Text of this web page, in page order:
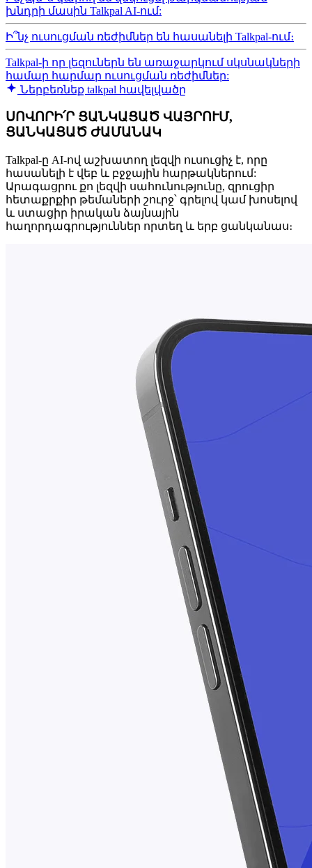
խնդրի մասին Talkpal AI-ում:
Ի՞նչ ուսուցման ռեժիմներ են հասանելի Talkpal-ում։
Talkpal-ի որ լեզուներն են առաջարկում սկսնակների
համար հարմար ուսուցման ռեժիմներ:
Ներբեռնեք talkpal հավելվածը
ՍՈՎՈՐԻ՛Ր ՑԱՆԿԱՑԱԾ ՎԱՅՐՈՒՄ,
ՑԱՆԿԱՑԱԾ ԺԱՄԱՆԱԿ
Talkpal-ը AI-ով աշխատող լեզվի ուսուցիչ է, որը
հասանելի է վեբ և բջջային հարթակներում:
Արագացրու քո լեզվի սահունությունը, զրուցիր
հետաքրքիր թեմաների շուրջ՝ գրելով կամ խոսելով
և ստացիր իրական ձայնային
հաղորդագրություններ որտեղ և երբ ցանկանաս։